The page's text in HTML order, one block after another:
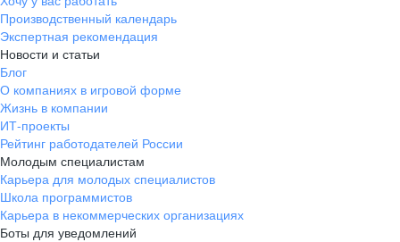
Производственный календарь
Экспертная рекомендация
Новости и статьи
Блог
О компаниях в игровой форме
Жизнь в компании
ИТ-проекты
Рейтинг работодателей России
Молодым специалистам
Карьера для молодых специалистов
Школа программистов
Карьера в некоммерческих организациях
Боты для уведомлений